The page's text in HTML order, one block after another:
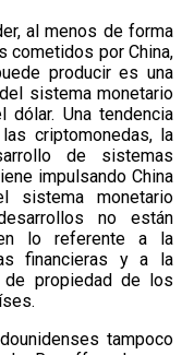
al menos de forma
cometidos por China,
producir es una
sistema monetario
Una tendencia
criptomonedas, la
de sistemas
impulsando China
sistema monetario
no están
lo referente a la
financieras y a la
propiedad de los
tampoco